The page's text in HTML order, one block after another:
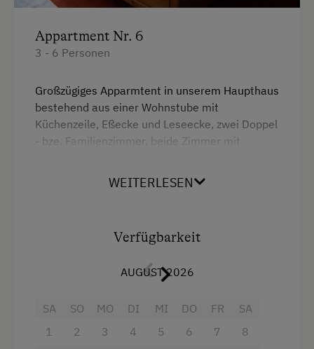
Appartment Nr. 6
3 - 6 Personen
Großzügiges Apparmtent in unserem Haupthaus
bestehend aus einer Wohnstube mit
Küchenzeile, Eßecke und Leseecke, zwei Doppel
- bze. Familienzimmer, beide Zimmer mit
4 Plattenherd
Aussicht auf eine Berglandschaft
WEITERLESEN
Verfügbarkeit
AUGUST 2026
SA
1
SO
2
MO
3
DI
4
MI
5
DO
6
FR
7
SA
8